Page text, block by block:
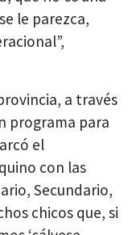
le parezca,
a través
programa para
el
con las
Secundario,
chicos que, si